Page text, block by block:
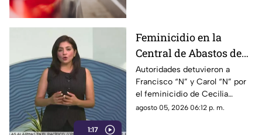
1:17
Feminicidio en la
Central de Abastos de
Comitán: capturan a
dos implicados, una
detención ocurrió en
Jalisco
Autoridades detuvieron a
Francisco “N” y Carol “N” por
el feminicidio de Cecilia
Viviana en Comitán. La Fiscalía
agosto 05, 2026 06:12 p. m.